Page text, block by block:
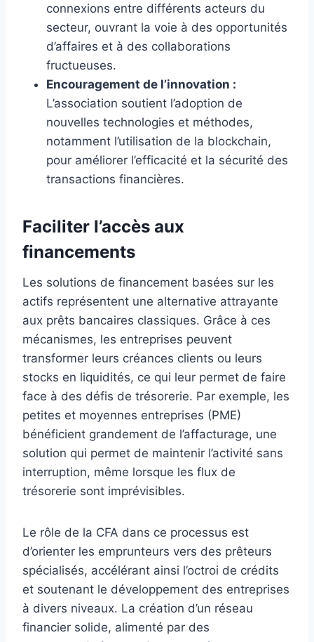
connexions entre différents acteurs du
secteur, ouvrant la voie à des opportunités
d’affaires et à des collaborations
fructueuses.
Encouragement de l’innovation :
L’association soutient l’adoption de
nouvelles technologies et méthodes,
notamment l’utilisation de la blockchain,
pour améliorer l’efficacité et la sécurité des
transactions financières.
Faciliter l’accès aux
financements
Les solutions de financement basées sur les
actifs représentent une alternative attrayante
aux prêts bancaires classiques. Grâce à ces
mécanismes, les entreprises peuvent
transformer leurs créances clients ou leurs
stocks en liquidités, ce qui leur permet de faire
face à des défis de trésorerie. Par exemple, les
petites et moyennes entreprises (PME)
bénéficient grandement de l’affacturage, une
solution qui permet de maintenir l’activité sans
interruption, même lorsque les flux de
trésorerie sont imprévisibles.
Le rôle de la CFA dans ce processus est
d’orienter les emprunteurs vers des prêteurs
spécialisés, accélérant ainsi l’octroi de crédits
et soutenant le développement des entreprises
à divers niveaux. La création d’un réseau
financier solide, alimenté par des